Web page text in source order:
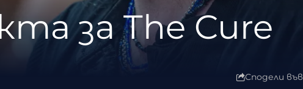
за The Cure
Сподели във